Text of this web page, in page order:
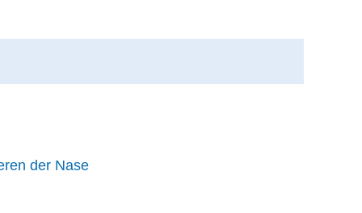
der Nase